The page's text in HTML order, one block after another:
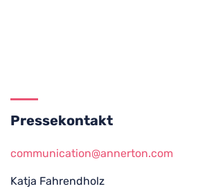
Pressekontakt
communication@annerton.com
Katja Fahrendholz